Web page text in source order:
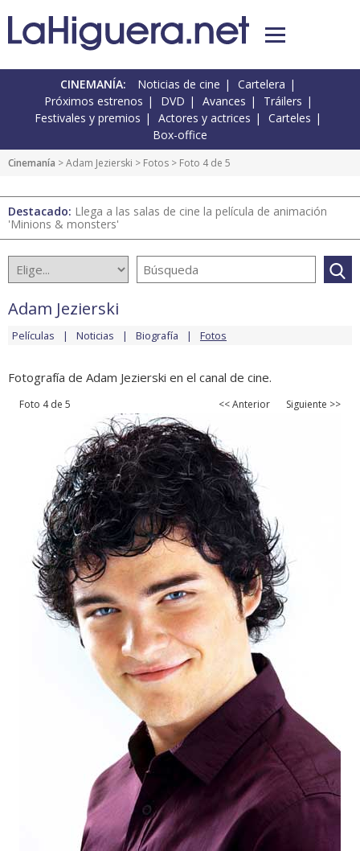
CINEMANÍA: Noticias de cine
Cartelera
Próximos estrenos
DVD Avances
Tráilers
Festivales y premios
Actores y actrices
Carteles
Box-office
Cinemanía >Adam Jezierski > Fotos > Foto 4 de 5
Destacado: Llega a las salas de cine la película de animación
'Minions & monsters'
Adam Jezierski
Películas Noticias Biografía Fotos
Fotografía de Adam Jezierski en el canal de cine.
Foto 4 de 5 << Anterior Siguiente >>